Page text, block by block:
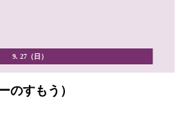
9. 27（日）
のすもう）